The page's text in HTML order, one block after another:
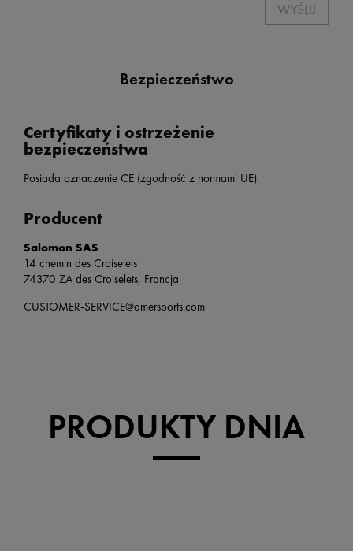
WYŚLIJ
Bezpieczeństwo
Certyfikaty i ostrzeżenie
bezpieczeństwa
Posiada oznaczenie CE (zgodność z normami UE).
Producent
Salomon SAS
14 chemin des Croiselets
74370 ZA des Croiselets, Francja
CUSTOMER-SERVICE@amersports.com
PRODUKTY DNIA